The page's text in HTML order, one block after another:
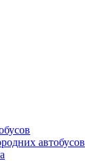
автобусов